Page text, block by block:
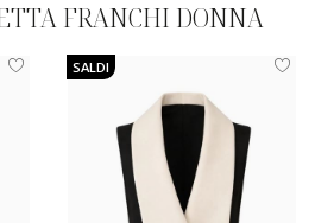
FRANCHI DONNA
SALDI